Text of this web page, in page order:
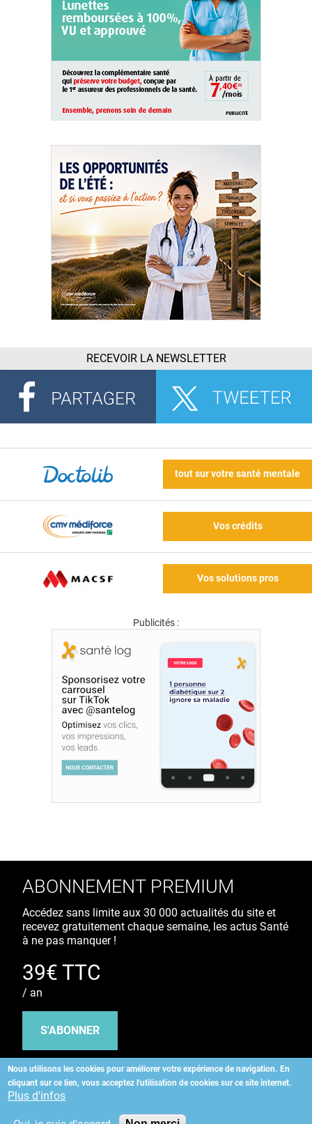
RECEVOIR LA NEWSLETTER
tout sur votre santé mentale
Vos crédits
Vos solutions pros
Publicités :
Nous utilisons les cookies pour améliorer votre expérience de navigation. En
cliquant sur ce lien, vous acceptez l'utilisation de cookies sur ce site internet.
Plus d'infos
ABONNEMENT PREMIUM
Accédez sans limite aux 30 000 actualités du site et
recevez gratuitement chaque semaine, les actus Santé
à ne pas manquer !
39€ TTC
/ an
S'ABONNER
Copyright©2026 ALLIEDHEALTH